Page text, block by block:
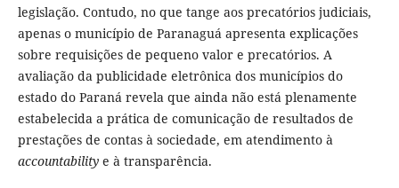
legislação. Contudo, no que tange aos precatórios judiciais,
apenas o município de Paranaguá apresenta explicações
sobre requisições de pequeno valor e precatórios. A
avaliação da publicidade eletrônica dos municípios do
estado do Paraná revela que ainda não está plenamente
estabelecida a prática de comunicação de resultados de
prestações de contas à sociedade, em atendimento à
accountability e à transparência.